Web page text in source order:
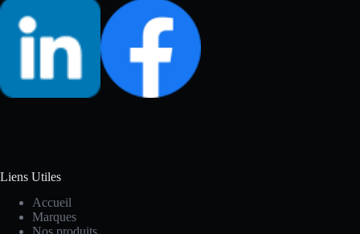
Liens Utiles
Accueil
Marques